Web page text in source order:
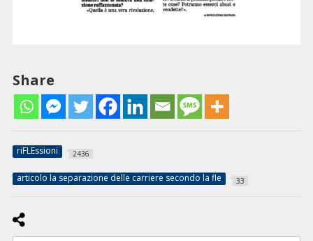
Share
riFLEssioni 2436
articolo la separazione delle carriere secondo la fle 33